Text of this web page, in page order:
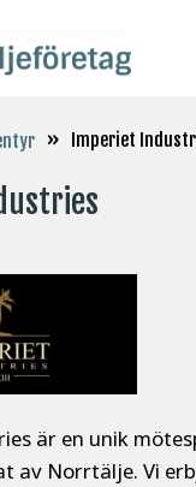
» Imperiet
är en unik
av Norrtälje. Vi